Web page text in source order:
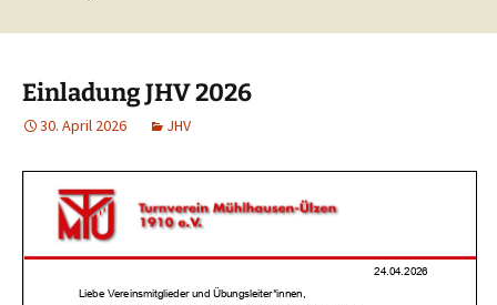
Einladung JHV 2026
30. April 2026 JHV